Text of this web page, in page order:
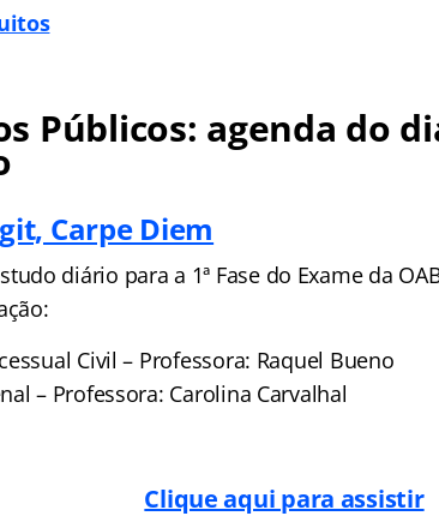
Públicos: agenda do
Carpe Diem
diário para a 1ª Fase do Exame da
Civil – Professora: Raquel Bueno
– Professora: Carolina Carvalhal
Clique aqui para assistir